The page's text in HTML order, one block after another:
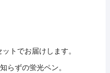
トでお届けします。
らずの蛍光ペン。